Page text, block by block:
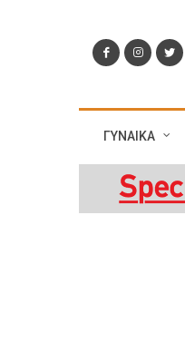
ΓΥΝΑΙΚΑ